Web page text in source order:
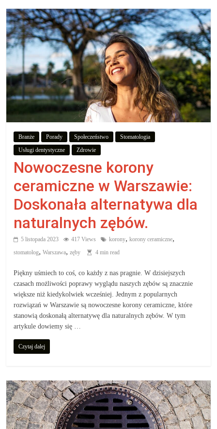
co
kupić,
jak
oraz
Branże Porady Społeczeństwo
Stomatologia
Usługi dentystyczne
Zdrowie
Nowoczesne korony
ceramiczne w Warszawie:
Doskonała alternatywa dla
naturalnych zębów.
5 listopada 2023 417 Views korony,korony ceramiczne,
stomatolog,Warszawa,zęby 4 min read
Piękny uśmiech to coś, co każdy z nas pragnie. W dzisiejszych
czasach możliwości poprawy wyglądu naszych zębów są znacznie
większe niż kiedykolwiek wcześniej. Jednym z popularnych
rozwiązań w Warszawie są nowoczesne korony ceramiczne, które
stanowią doskonałą alternatywę dla naturalnych zębów. W tym
artykule dowiemy się …
Czytaj dalej